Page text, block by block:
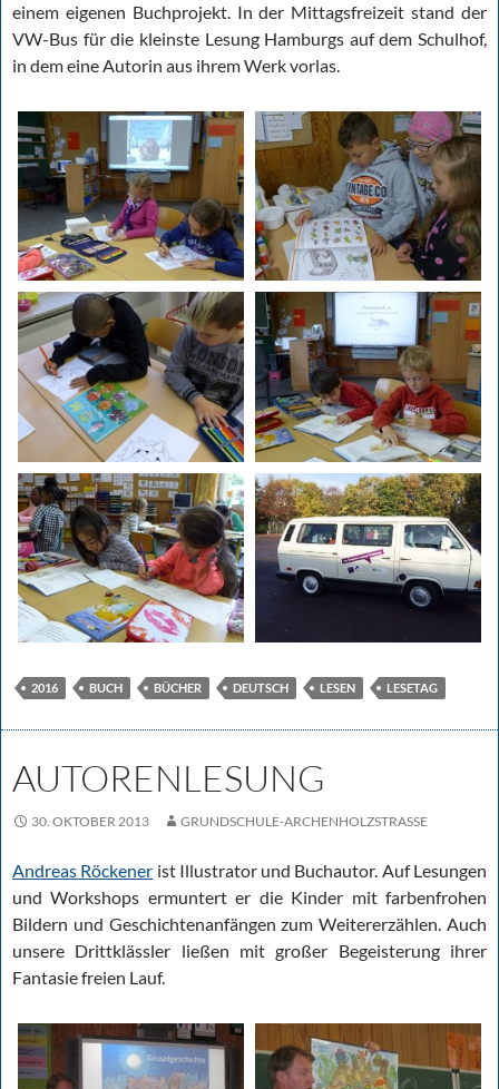
einem eigenen Buchprojekt. In der Mittagsfreizeit stand der
VW-Bus für die kleinste Lesung Hamburgs auf dem Schulhof,
in dem eine Autorin aus ihrem Werk vorlas.
2016 BUCH BÜCHER DEUTSCH LESEN LESETAG
AUTORENLESUNG
30. OKTOBER 2013 GRUNDSCHULE-ARCHENHOLZSTRASSE
Andreas Röckener ist Illustrator und Buchautor. Auf Lesungen
und Workshops ermuntert er die Kinder mit farbenfrohen
Bildern und Geschichtenanfängen zum Weitererzählen. Auch
unsere Drittklässler ließen mit großer Begeisterung ihrer
Fantasie freien Lauf.